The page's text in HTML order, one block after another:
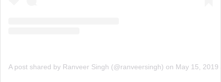
A post shared by Ranveer Singh (@ranveersingh) on May 15, 2019